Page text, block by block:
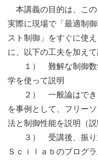
本講義の目的は、この
実際に現場で「最適制
スト制御」をすぐに使
に、以下の工夫を加え
１） 難解な制御数学
学を使って説明
２） 一般論はできる
を事例として、フリー
法と制御性能を説明（
３） 受講後、振り返
Ｓｃｉｌａｂのプログ